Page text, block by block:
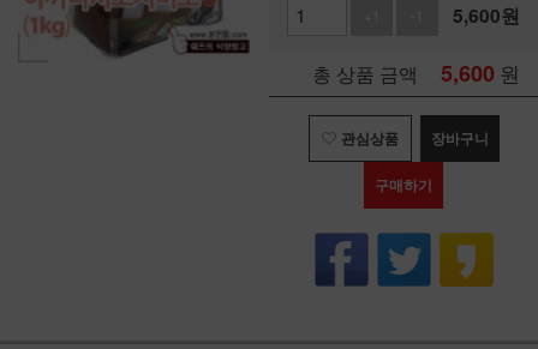
5,600원
총 상품 금액 5,600 원
관심상품 장바구니
구매하기